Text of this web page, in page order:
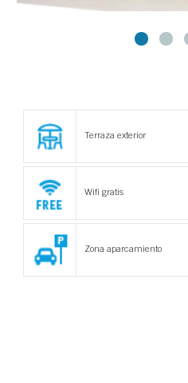
Terraza exterior
Wifi gratis
Zona aparcamiento